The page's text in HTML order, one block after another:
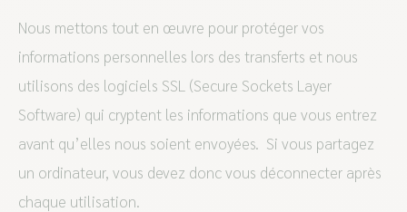
Nous mettons tout en œuvre pour protéger vos
informations personnelles lors des transferts et nous
utilisons des logiciels SSL (Secure Sockets Layer
Software) qui cryptent les informations que vous entrez
avant qu’elles nous soient envoyées. Si vous partagez
un ordinateur, vous devez donc vous déconnecter après
chaque utilisation.